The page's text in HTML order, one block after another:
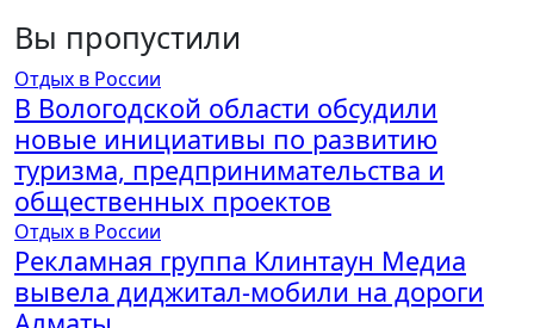
Вы пропустили
Отдых в России
В Вологодской области обсудили
новые инициативы по развитию
туризма, предпринимательства и
общественных проектов
Отдых в России
Рекламная группа Клинтаун Медиа
вывела диджитал-мобили на дороги